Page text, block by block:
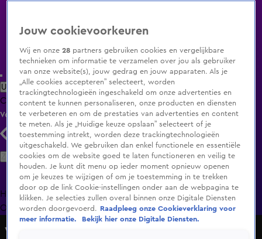
Uitzending Gemist Populaire programma's Zenders Genres
ClipsFilmsRadioSmart TV inlogShop
Volg KIJK
Zoeken
HomeUitzending Gemist Programma's De Bondgenoten
OranjezomerLivestreamsShop
Veronica Inside
Jouw cookievoorkeuren
Wij en onze28 partners gebruiken cookies en vergelijkbare
technieken om informatie te verzamelen over jou als gebruiker
van onze website(s), jouw gedrag en jouw apparaten. Als je
„Alle cookies accepteren” selecteert, worden
trackingtechnologieën ingeschakeld om onze advertenties en
content te kunnen personaliseren, onze producten en diensten
te verbeteren en om de prestaties van advertenties en content
te meten. Als je „Huidige keuze opslaan” selecteert of je
toestemming intrekt, worden deze trackingtechnologieën
uitgeschakeld. We gebruiken dan enkel functionele en essentiële
cookies om de website goed te laten functioneren en veilig te
houden. Je kunt dit menu op ieder moment opnieuw openen
om je keuzes te wijzigen of om je toestemming in te trekken
door op de link Cookie-instellingen onder aan de webpagina te
klikken. Je selecties zullen overal binnen onze Digitale Diensten
worden doorgevoerd.
Raadpleeg onze Cookieverklaring voor
meer informatie.
Bekijk hier onze Digitale Diensten.